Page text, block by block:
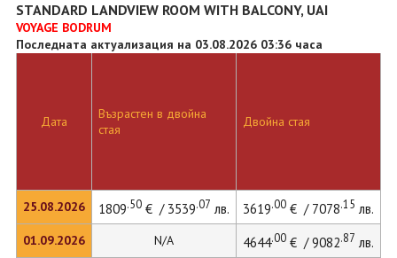
STANDARD LANDVIEW ROOM WITH BALCONY, UAI
VOYAGE BODRUM
Последната актуализация на 03.08.2026 03:36 часа
Дата
25.08.2026
01.09.2026
Възрастен в двойна
стая
Двойна стая
1809.50€ / 3539.07 лв. 3619.00€ / 7078.15 лв.
N/A 4644.00€ / 9082.87 лв.